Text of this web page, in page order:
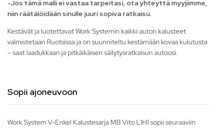
-Jos tämä malli ei vastaa tarpeitasi, ota yhteyttä myyjiimme,
niin räätälöidään sinulle juuri sopiva ratkaisu.
Kestävät ja luotettavat Work Systemin kaikki auton kalusteet
valmistetaan Ruotsissa ja on suunniteltu kestämään kovaa kulutusta
– saat laadukkaan ja pitkäikäisen säilytysratkaisun autoosi.
Sopii ajoneuvoon
Work System V-Enkel Kalustesarja MB Vito L1H1 sopii seuraaviin